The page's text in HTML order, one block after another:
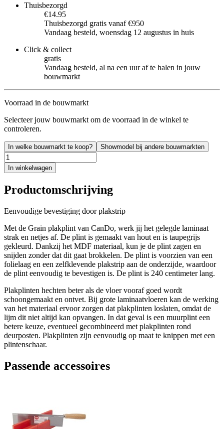
Thuisbezorgd
€14.95
Thuisbezorgd gratis vanaf €950
Vandaag besteld, woensdag 12 augustus in huis
Click & collect
gratis
Vandaag besteld, al na een uur af te halen in jouw
bouwmarkt
Voorraad in de bouwmarkt
Selecteer jouw bouwmarkt om de voorraad in de winkel te
controleren.
In welke bouwmarkt te koop? Showmodel bij andere bouwmarkten
In winkelwagen
Productomschrijving
Eenvoudige bevestiging door plakstrip
Met de Grain plakplint van CanDo, werk jij het gelegde laminaat
strak en netjes af. De plint is gemaakt van hout en is taupegrijs
gekleurd. Dankzij het MDF materiaal, kun je de plint zagen en
snijden zonder dat dit gaat brokkelen. De plint is voorzien van een
folielaag en een zelfklevende plakstrip aan de onderzijde, waardoor
de plint eenvoudig te bevestigen is. De plint is 240 centimeter lang.
Plakplinten hechten beter als de vloer vooraf goed wordt
schoongemaakt en ontvet. Bij grote laminaatvloeren kan de werking
van het materiaal ervoor zorgen dat plakplinten loslaten, omdat de
lijm dit niet altijd kan opvangen. In dat geval is een muurplint een
betere keuze, eventueel gecombineerd met plakplinten rond
deurposten. Plakplinten zijn eenvoudig op maat te knippen met een
plintenschaar.
Passende accessoires